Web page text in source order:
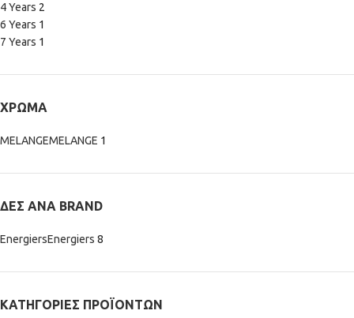
4 Years 2
6 Years 1
7 Years 1
ΧΡΏΜΑ
MELANGEMELANGE 1
ΔΕΣ ΑΝΆ BRAND
EnergiersEnergiers 8
ΚΑΤΗΓΟΡΊΕΣ ΠΡΟΪΌΝΤΩΝ